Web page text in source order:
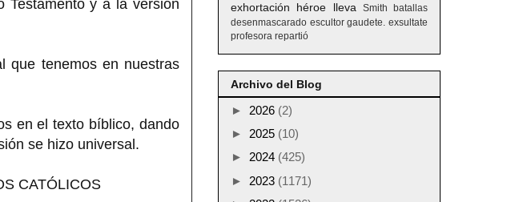
Testamento y a la versión
que tenemos en nuestras
en el texto bíblico, dando
se hizo universal.
CATÓLICOS
exhortación
héroe lleva Smith
batallas
desenmascarado escultor gaudete. exsultate
profesora repartió
Archivo del Blog
► 2026 (2)
► 2025 (10)
► 2024 (425)
► 2023 (1171)